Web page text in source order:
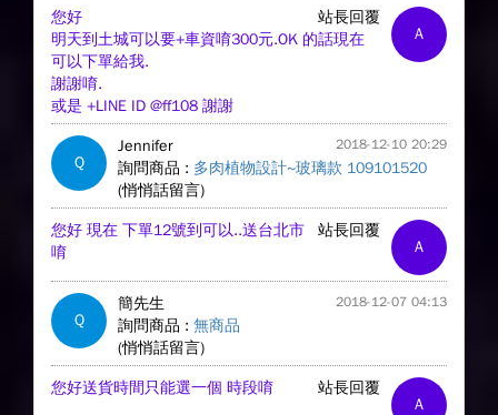
A
站長回覆
您好
明天到土城可以要+車資唷300元.OK 的話現在
可以下單給我.
謝謝唷.
或是 +LINE ID @ff108 謝謝
Q
Jennifer 2018-12-10 20:29
詢問商品 : 多肉植物設計~玻璃款 109101520
(悄悄話留言)
A
站長回覆
您好 現在 下單12號到可以..送台北市
唷
Q
簡先生 2018-12-07 04:13
詢問商品 : 無商品
(悄悄話留言)
A
站長回覆
您好送貨時間只能選一個 時段唷